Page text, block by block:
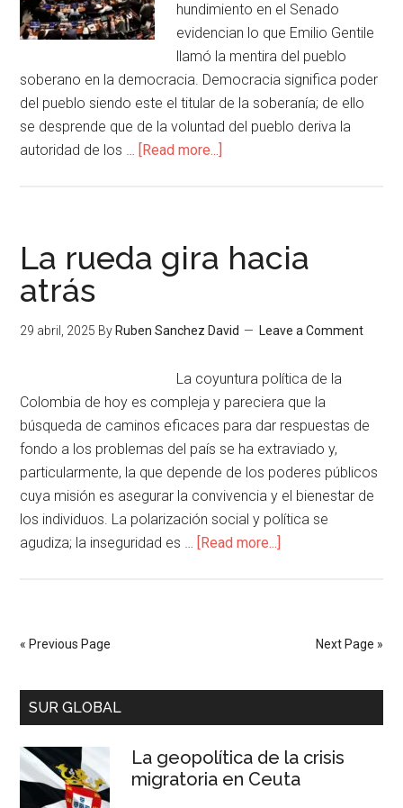
hundimiento en el Senado
evidencian lo que Emilio Gentile
llamó la mentira del pueblo
soberano en la democracia. Democracia significa poder
del pueblo siendo este el titular de la soberanía; de ello
se desprende que de la voluntad del pueblo deriva la
autoridad de los … [Read more...]
La rueda gira hacia
atrás
29 abril, 2025 By Ruben Sanchez David Leave a Comment
La coyuntura política de la
Colombia de hoy es compleja y pareciera que la
búsqueda de caminos eficaces para dar respuestas de
fondo a los problemas del país se ha extraviado y,
particularmente, la que depende de los poderes públicos
cuya misión es asegurar la convivencia y el bienestar de
los individuos. La polarización social y política se
agudiza; la inseguridad es … [Read more...]
« Previous Page Next Page »
SUR GLOBAL
La geopolítica de la crisis
migratoria en Ceuta